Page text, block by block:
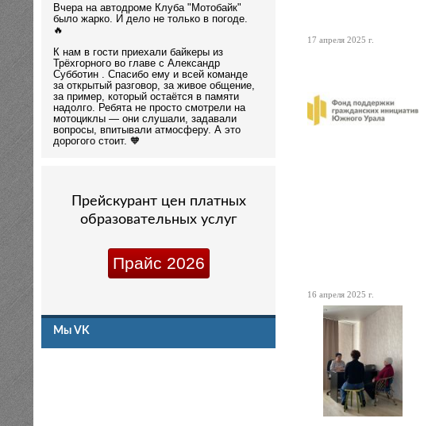
Вчера на автодроме Клуба "Мотобайк"
было жарко. И дело не только в погоде.
🔥
К нам в гости приехали байкеры из
Трёхгорного во главе с Александр
Субботин . Спасибо ему и всей команде
за открытый разговор, за живое общение,
за пример, который остаётся в памяти
надолго. Ребята не просто смотрели на
мотоциклы — они слушали, задавали
вопросы, впитывали атмосферу. А это
дорогого стоит. 🧡
Прейскурант цен платных
образовательных услуг
Прайс 2026
Мы VK
17 апреля 2025 г.
16 апреля 2025 г.